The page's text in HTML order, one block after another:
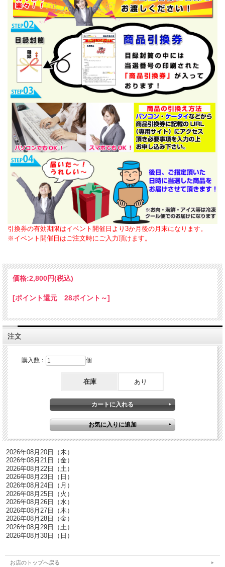
引換券の有効期限はイベント開催日より3か月後の月末になります。
※イベント開催日はご注文時にご入力頂けます。
価格:2,800円(税込)
[ポイント還元 28ポイント～]
注文
購入数： 個
在庫 あり
お店のトップへ戻る